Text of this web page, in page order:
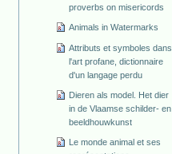
proverbs on misericords
Animals in Watermarks
Attributs et symboles dans
l'art profane, dictionnaire
d'un langage perdu
Dieren als model. Het dier
in de Vlaamse schilder- en
beeldhouwkunst
Le monde animal et ses